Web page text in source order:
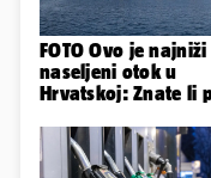
FOTO Ovo je najniži
naseljeni otok u
Hrvatskoj: Znate li